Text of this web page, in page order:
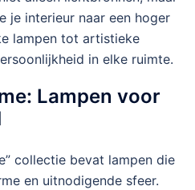
je interieur naar een hoger
lampen tot artistieke
in elke ruimte.
Lampen voor
collectie bevat lampen die
en uitnodigende sfeer.